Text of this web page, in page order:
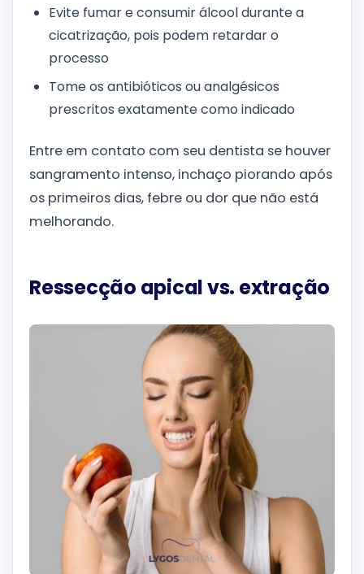
Evite fumar e consumir álcool durante a
cicatrização, pois podem retardar o
processo
Tome os antibióticos ou analgésicos
prescritos exatamente como indicado
Entre em contato com seu dentista se houver
sangramento intenso, inchaço piorando após
os primeiros dias, febre ou dor que não está
melhorando.
Ressecção apical vs. extração